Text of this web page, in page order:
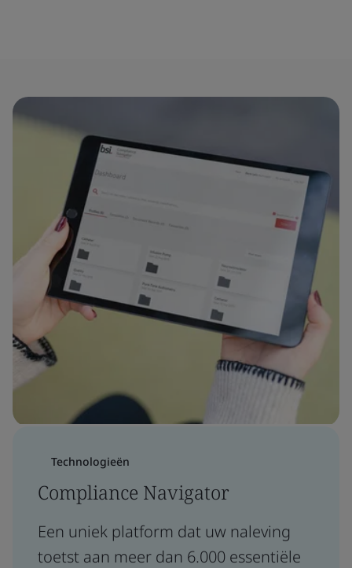
Technologieën
Compliance Navigator
Een uniek platform dat uw naleving
toetst aan meer dan 6.000 essentiële